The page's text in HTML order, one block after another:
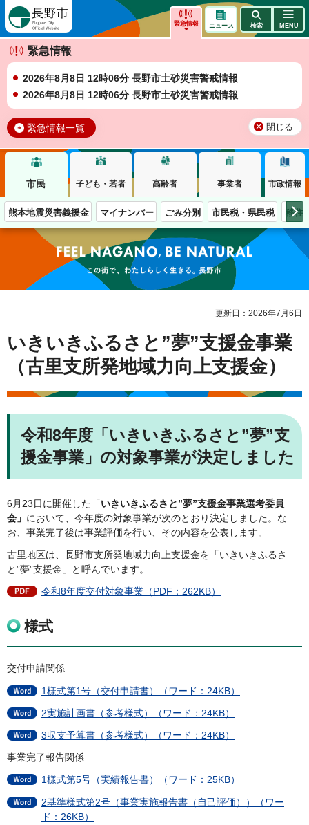
緊急情報
緊急情報
2026年8月8日 12時06分 長野市土砂災害警戒情報
2026年8月8日 12時06分 長野市土砂災害警戒情報
緊急情報一覧 閉じる
ニュース 検索 MENU
市民 子ども・若者 高齢者 事業者 市政情報
熊本地震災害義援金 マイナンバー ごみ分別 市民税・県民税 移住
この街で、わたしらしく生きる。長野市
更新日：2026年7月6日
いきいきふるさと”夢”支援金事業
（古里支所発地域力向上支援金）
令和8年度「いきいきふるさと”夢”支
援金事業」の対象事業が決定しました
6月23日に開催した「いきいきふるさと”夢”支援金事業選考委員
会」 において、今年度の対象事業が次のとおり決定しました。な
お、事業完了後は事業評価を行い、その内容を公表します。
古里地区は、長野市支所発地域力向上支援金を「いきいきふるさ
と”夢”支援金」と呼んでいます。
令和8年度交付対象事業（PDF：262KB）
様式
交付申請関係
1様式第1号（交付申請書）（ワード：24KB）
2実施計画書（参考様式）（ワード：24KB）
3収支予算書（参考様式）（ワード：24KB）
事業完了報告関係
1様式第5号（実績報告書）（ワード：25KB）
2基準様式第2号（事業実施報告書（自己評価））（ワー
ド：26KB）